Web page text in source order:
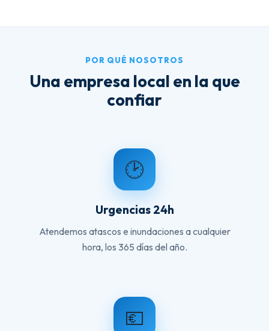
POR QUÉ NOSOTROS
Una empresa local en la que
confiar
🕑
Urgencias 24h
Atendemos atascos e inundaciones a cualquier
hora, los 365 días del año.
💶